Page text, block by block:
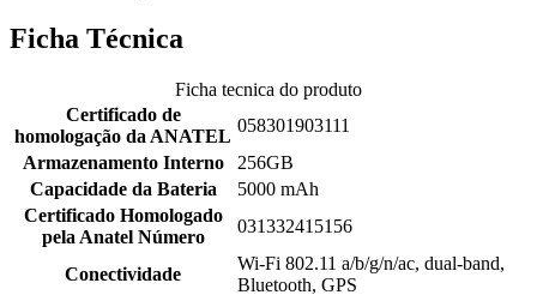
Ficha Técnica
Ficha tecnica do produto
Certificado de
homologação da ANATEL
058301903111
Armazenamento Interno
256GB
Capacidade da Bateria
5000 mAh
Certificado Homologado
pela Anatel Número
031332415156
Conectividade
Wi-Fi 802.11 a/b/g/n/ac, dual-band,
Bluetooth, GPS